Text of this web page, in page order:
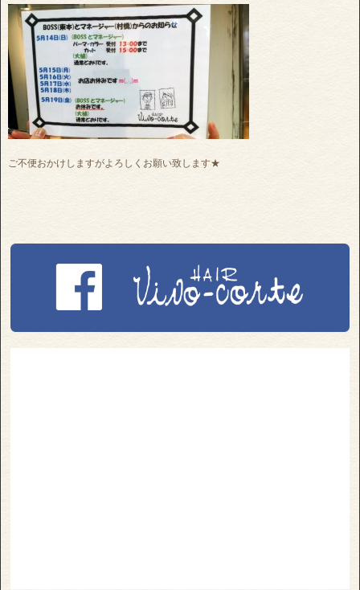
ご不便おかけしますがよろしくお願い致します★